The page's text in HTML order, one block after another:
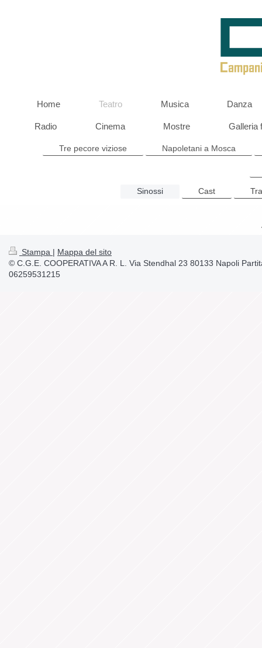
Home Teatro Musica Danza
Radio Cinema Mostre Galleria
Tre pecore viziose Napoletani a Mosca
Sinossi Cast
Stampa | Mappa del sito
© C.G.E. COOPERATIVA A R. L. Via Stendhal 23 80133 Napoli
06259531215